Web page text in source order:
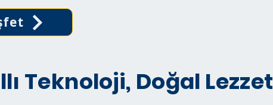
Teknoloji, Doğal Lezzet